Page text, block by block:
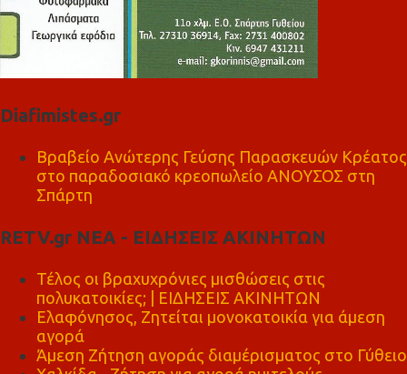
Diafimistes.gr
Βραβείο Ανώτερης Γεύσης Παρασκευών Κρέατος
στο παραδοσιακό κρεοπωλείο ΑΝΟΥΣΟΣ στη
Σπάρτη
RETV.gr ΝΕΑ - ΕΙΔΗΣΕΙΣ ΑΚΙΝΗΤΩΝ
Τέλος οι βραχυχρόνιες μισθώσεις στις
πολυκατοικίες; | ΕΙΔΗΣΕΙΣ ΑΚΙΝΗΤΩΝ
Ελαφόνησος, Ζητείται μονοκατοικία για άμεση
αγορά
Άμεση Ζήτηση αγοράς διαμέρισματος στο Γύθειο